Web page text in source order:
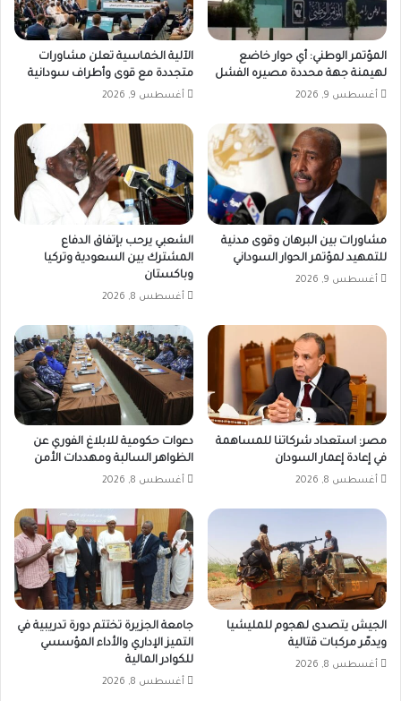
المؤتمر الوطني: أي حوار خاضع
لهيمنة جهة محددة مصيره الفشل
أغسطس 9, 2026
الآلية الخماسية تعلن مشاورات
متجددة مع قوى وأطراف سودانية
أغسطس 9, 2026
مشاورات بين البرهان وقوى مدنية
للتمهيد لمؤتمر الحوار السوداني
أغسطس 9, 2026
الشعبي يرحب بإتفاق الدفاع
المشترك بين السعودية وتركيا
وباكستان
أغسطس 8, 2026
مصر: استعداد شركاتنا للمساهمة
في إعادة إعمار السودان
أغسطس 8, 2026
دعوات حكومية للابلاغ الفوري عن
الظواهر السالبة ومهددات الأمن
أغسطس 8, 2026
الجيش يتصدى لهجوم للمليشيا
ويدمّر مركبات قتالية
أغسطس 8, 2026
جامعة الجزيرة تختتم دورة تدريبية في
التميز الإداري والأداء المؤسسي
للكوادر المالية
أغسطس 8, 2026